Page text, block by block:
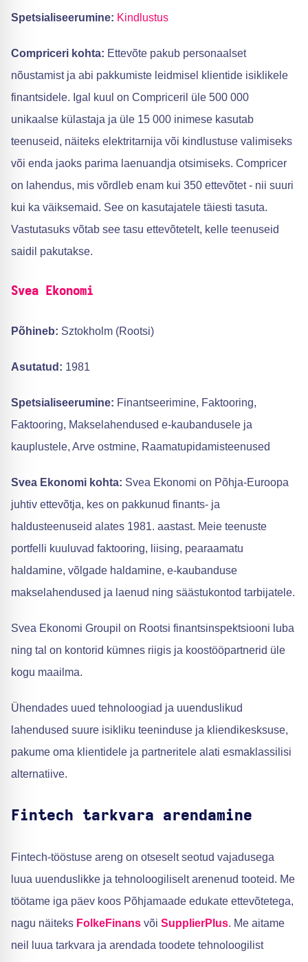
Spetsialiseerumine: Kindlustus
Compriceri kohta: Ettevõte pakub personaalset
nõustamist ja abi pakkumiste leidmisel klientide isiklikele
finantsidele. Igal kuul on Compriceril üle 500 000
unikaalse külastaja ja üle 15 000 inimese kasutab
teenuseid, näiteks elektritarnija või kindlustuse valimiseks
või enda jaoks parima laenuandja otsimiseks. Compricer
on lahendus, mis võrdleb enam kui 350 ettevõtet - nii suuri
kui ka väiksemaid. See on kasutajatele täiesti tasuta.
Vastutasuks võtab see tasu ettevõtetelt, kelle teenuseid
saidil pakutakse.
Svea Ekonomi
Põhineb: Sztokholm (Rootsi)
Asutatud: 1981
Spetsialiseerumine: Finantseerimine, Faktooring,
Faktooring, Makselahendused e-kaubandusele ja
kauplustele, Arve ostmine, Raamatupidamisteenused
Svea Ekonomi kohta: Svea Ekonomi on Põhja-Euroopa
juhtiv ettevõtja, kes on pakkunud finants- ja
haldusteenuseid alates 1981. aastast. Meie teenuste
portfelli kuuluvad faktooring, liising, pearaamatu
haldamine, võlgade haldamine, e-kaubanduse
makselahendused ja laenud ning säästukontod tarbijatele.
Svea Ekonomi Groupil on Rootsi finantsinspektsiooni luba
ning tal on kontorid kümnes riigis ja koostööpartnerid üle
kogu maailma.
Ühendades uued tehnoloogiad ja uuenduslikud
lahendused suure isikliku teeninduse ja kliendikesksuse,
pakume oma klientidele ja partneritele alati esmaklassilisi
alternatiive.
Fintech tarkvara arendamine
Fintech-tööstuse areng on otseselt seotud vajadusega
luua uuenduslikke ja tehnoloogiliselt arenenud tooteid. Me
töötame iga päev koos Põhjamaade edukate ettevõtetega,
nagu näiteks FolkeFinans või SupplierPlus. Me aitame
neil luua tarkvara ja arendada toodete tehnoloogilist